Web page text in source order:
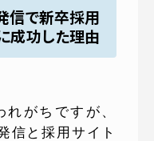
で新卒採用
成功した理由
がちですが、
信と採用サイト